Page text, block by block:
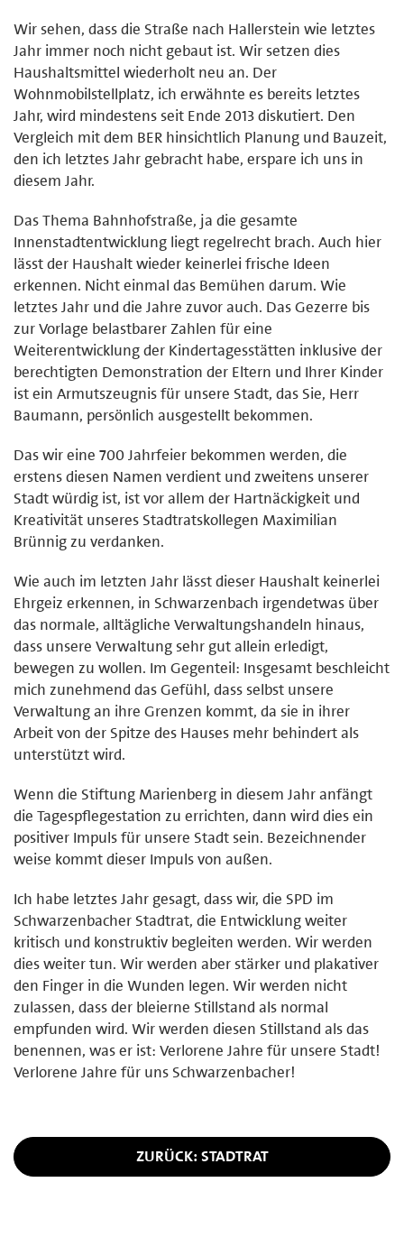
Wir sehen, dass die Straße nach Hallerstein wie letztes
Jahr immer noch nicht gebaut ist. Wir setzen dies
Haushaltsmittel wiederholt neu an. Der
Wohnmobilstellplatz, ich erwähnte es bereits letztes
Jahr, wird mindestens seit Ende 2013 diskutiert. Den
Vergleich mit dem BER hinsichtlich Planung und Bauzeit,
den ich letztes Jahr gebracht habe, erspare ich uns in
diesem Jahr.
Das Thema Bahnhofstraße, ja die gesamte
Innenstadtentwicklung liegt regelrecht brach. Auch hier
lässt der Haushalt wieder keinerlei frische Ideen
erkennen. Nicht einmal das Bemühen darum. Wie
letztes Jahr und die Jahre zuvor auch. Das Gezerre bis
zur Vorlage belastbarer Zahlen für eine
Weiterentwicklung der Kindertagesstätten inklusive der
berechtigten Demonstration der Eltern und Ihrer Kinder
ist ein Armutszeugnis für unsere Stadt, das Sie, Herr
Baumann, persönlich ausgestellt bekommen.
Das wir eine 700 Jahrfeier bekommen werden, die
erstens diesen Namen verdient und zweitens unserer
Stadt würdig ist, ist vor allem der Hartnäckigkeit und
Kreativität unseres Stadtratskollegen Maximilian
Brünnig zu verdanken.
Wie auch im letzten Jahr lässt dieser Haushalt keinerlei
Ehrgeiz erkennen, in Schwarzenbach irgendetwas über
das normale, alltägliche Verwaltungshandeln hinaus,
dass unsere Verwaltung sehr gut allein erledigt,
bewegen zu wollen. Im Gegenteil: Insgesamt beschleicht
mich zunehmend das Gefühl, dass selbst unsere
Verwaltung an ihre Grenzen kommt, da sie in ihrer
Arbeit von der Spitze des Hauses mehr behindert als
unterstützt wird.
Wenn die Stiftung Marienberg in diesem Jahr anfängt
die Tagespflegestation zu errichten, dann wird dies ein
positiver Impuls für unsere Stadt sein. Bezeichnender
weise kommt dieser Impuls von außen.
Ich habe letztes Jahr gesagt, dass wir, die SPD im
Schwarzenbacher Stadtrat, die Entwicklung weiter
kritisch und konstruktiv begleiten werden. Wir werden
dies weiter tun. Wir werden aber stärker und plakativer
den Finger in die Wunden legen. Wir werden nicht
zulassen, dass der bleierne Stillstand als normal
empfunden wird. Wir werden diesen Stillstand als das
benennen, was er ist: Verlorene Jahre für unsere Stadt!
Verlorene Jahre für uns Schwarzenbacher!
ZURÜCK: STADTRAT